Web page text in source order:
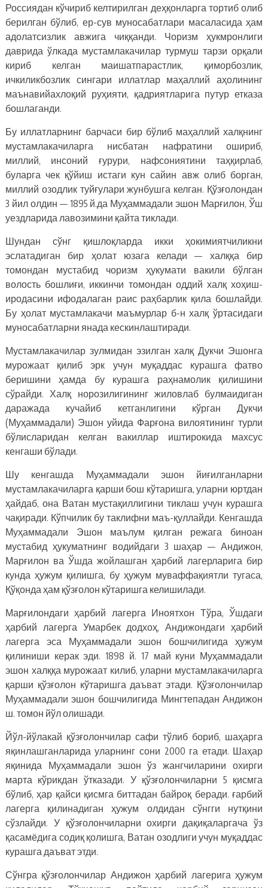
Россиядан кўчириб келтирилган деҳқонларга тортиб олиб
берилган бўлиб, ер-сув муносабатлари масаласида ҳам
адолатсизлик авжига чиққанди. Чоризм ҳукмронлиги
даврида ўлкада мустамлакачилар турмуш тарзи орқали
кириб келган маишатпарастлик, қиморбозлик,
ичкиликбозлик сингари иллатлар маҳаллий аҳолининг
маънавийахлоқий руҳияти, қадриятларига путур етказа
бошлаганди.
Бу иллатларнинг барчаси бир бўлиб маҳаллий халқнинг
мустамлакачиларга нисбатан нафратини ошириб,
миллий, инсоний ғурури, нафсониятини таҳқирлаб,
буларга чек қўйиш истаги кун сайин авж олиб борган,
миллий озодлик туйғулари жунбушга келган. Қўзғолондан
3 йил олдин — 1895 й.да Муҳаммадали эшон Марғилон, Ўш
уездларида лавозимини қайта тиклади.
Шундан сўнг қишлоқларда икки ҳокимиятчиликни
эслатадиган бир ҳолат юзага келади — халққа бир
томондан мустабид чоризм ҳукумати вакили бўлган
волость бошлиғи, иккинчи томондан оддий халқ хоҳиш-
иродасини ифодалаган раис раҳбарлик қила бошлайди.
Бу ҳолат мустамлакачи маъмурлар б-н халқ ўртасидаги
муносабатларни янада кескинлаштиради.
Мустамлакачилар зулмидан эзилган халқ Дукчи Эшонга
мурожаат қилиб эрк учун муқаддас курашга фатво
беришини ҳамда бу курашга раҳнамолик қилишини
сўрайди. Халқ норозилигининг жиловлаб булмаидиган
даражада кучайиб кетганлигини кўрган Дукчи
(Муҳаммадали) Эшон уйида Фарғона вилоятининг турли
бўлисларидан келган вакиллар иштирокида махсус
кенгаши бўлади.
Шу кенгашда Муҳаммадали эшон йиғилганларни
мустамлакачиларга қарши бош кўтаришга, уларни юртдан
ҳайдаб, она Ватан мустақиллигини тиклаш учун курашга
чақиради. Кўпчилик бу таклифни маъ-қуллайди. Кенгашда
Муҳаммадали Эшон маълум қилган режага биноан
мустабид ҳукуматнинг водийдаги 3 шаҳар — Андижон,
Марғилон ва Ўшда жойлашган ҳарбий лагерларига бир
кунда ҳужум қилишга, бу ҳужум муваффақиятли тугаса,
Қўқонда ҳам қўзғолон кўтаришга келишилади.
Марғилондаги ҳарбий лагерга Иноятхон Тўра, Ўшдаги
ҳарбий лагерга Умарбек додхоҳ, Андижондаги ҳарбий
лагерга эса Муҳаммадали эшон бошчилигида ҳужум
қилиниши керак эди. 1898 й. 17 май куни Муҳаммадали
эшон халққа мурожаат килиб, уларни мустамлакачиларга
қарши қўзғолон кўтаришга даъват этади. Қўзғолончилар
Муҳаммадали эшон бошчилигида Мингтепадан Андижон
ш. томон йўл олишади.
Йўл-йўлакай қўзғолончилар сафи тўлиб бориб, шаҳарга
яқинлашганларида уларнинг сони 2000 га етади. Шаҳар
яқинида Муҳаммадали эшон ўз жангчиларини охирги
марта кўрикдан ўтказади. У қўзғолончиларни 5 қисмга
бўлиб, ҳар қайси қисмга биттадан байроқ беради. ғарбий
лагерга қилинадиган ҳужум олдидан сўнгги нутқини
сўзлайди. У қўзғолончиларни охирги дақиқаларгача ўз
қасамёдига содиқ қолишга, Ватан озодлиги учун муқаддас
курашга даъват этди.
Сўнгра қўзғолончилар Андижон ҳарбий лагерига ҳужум